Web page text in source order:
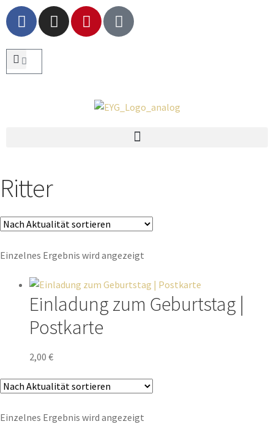
Ritter
Einzelnes Ergebnis wird angezeigt
Einladung zum Geburtstag |
Postkarte
2,00 €
Einzelnes Ergebnis wird angezeigt